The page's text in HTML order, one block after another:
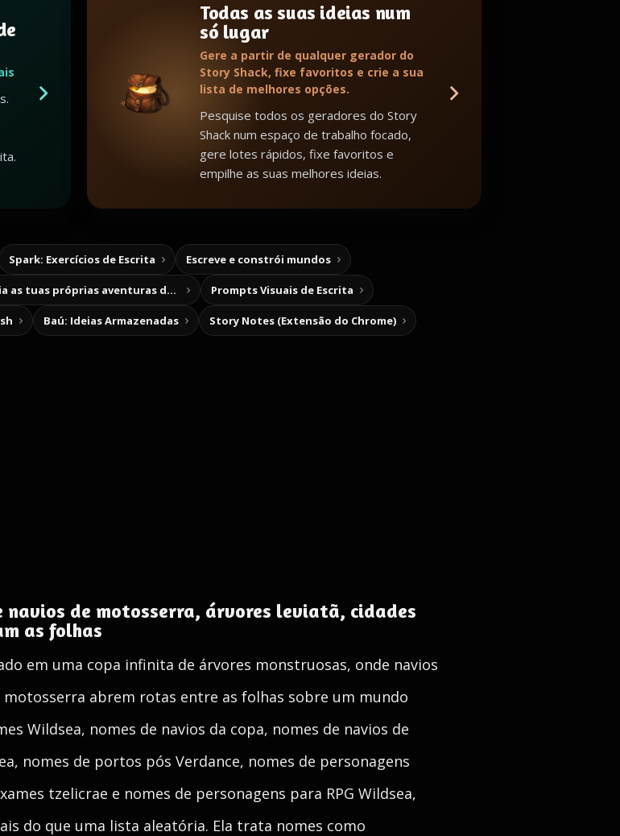
Todas as suas ideias num
só lugar
Gere a partir de qualquer gerador do
Story Shack, fixe favoritos e crie a sua
lista de melhores opções.
Pesquise todos os geradores do Story
Shack num espaço de trabalho focado,
gere lotes rápidos, fixe favoritos e
empilhe as suas melhores ideias.
Spark: Exercícios de Escrita Escreve e constrói mundos
Cria as tuas próprias aventuras de escolha Prompts Visuais de Escrita
Baú: Ideias Armazenadas Story Notes (Extensão do Chrome)
de motosserra, árvores leviatã, cidades
as folhas
em uma copa infinita de árvores monstruosas, onde navios
abrem rotas entre as folhas sobre um mundo
Wildsea, nomes de navios da copa, nomes de navios de
nomes de portos pós Verdance, nomes de personagens
tzelicrae e nomes de personagens para RPG Wildsea,
do que uma lista aleatória. Ela trata nomes como